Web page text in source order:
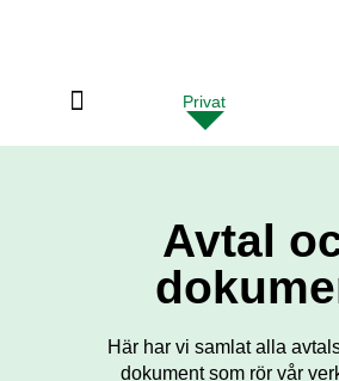
Privat
Avtal
Här har vi samlat alla
dokument som rör vår